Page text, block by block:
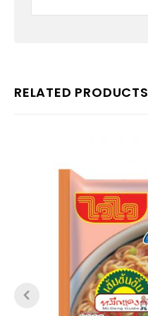
RELATED PRODUCTS